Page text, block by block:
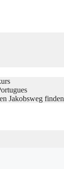
Jakobsweg finden